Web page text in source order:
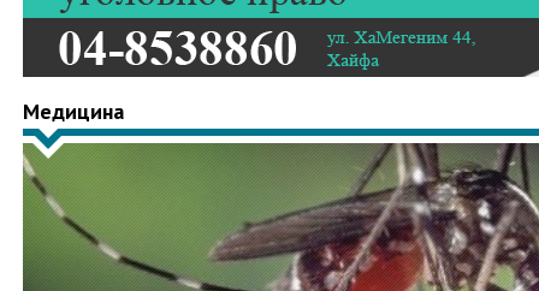
Медицина